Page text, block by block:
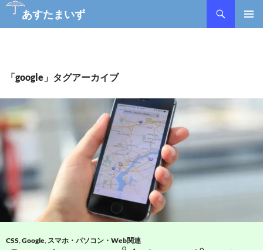
あすたまいず
ツ
ス
キ
ッ
プ
「google」タグアーカイブ
CSS,Google, スマホ・パソコン・Web関連